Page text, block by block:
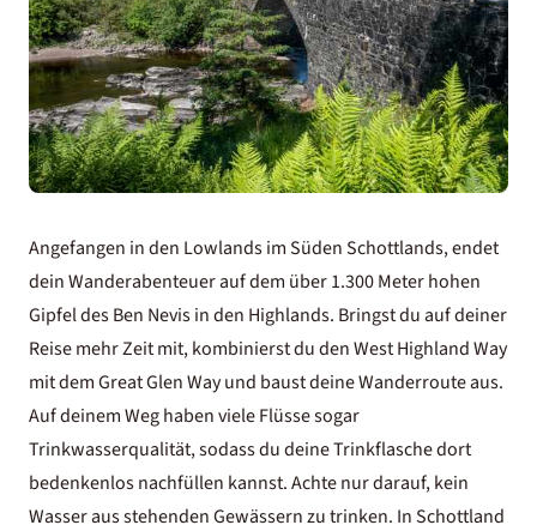
Angefangen in den Lowlands im Süden Schottlands, endet
dein Wanderabenteuer auf dem über 1.300 Meter hohen
Gipfel des Ben Nevis in den Highlands. Bringst du auf deiner
Reise mehr Zeit mit, kombinierst du den West Highland Way
mit dem Great Glen Way und baust deine Wanderroute aus.
Auf deinem Weg haben viele Flüsse sogar
Trinkwasserqualität, sodass du deine Trinkflasche dort
bedenkenlos nachfüllen kannst. Achte nur darauf, kein
Wasser aus stehenden Gewässern zu trinken. In Schottland